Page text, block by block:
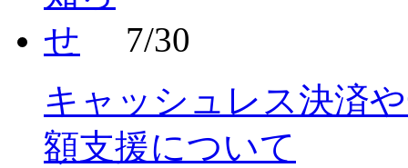
7/30
キャッシュレス決済
額支援について